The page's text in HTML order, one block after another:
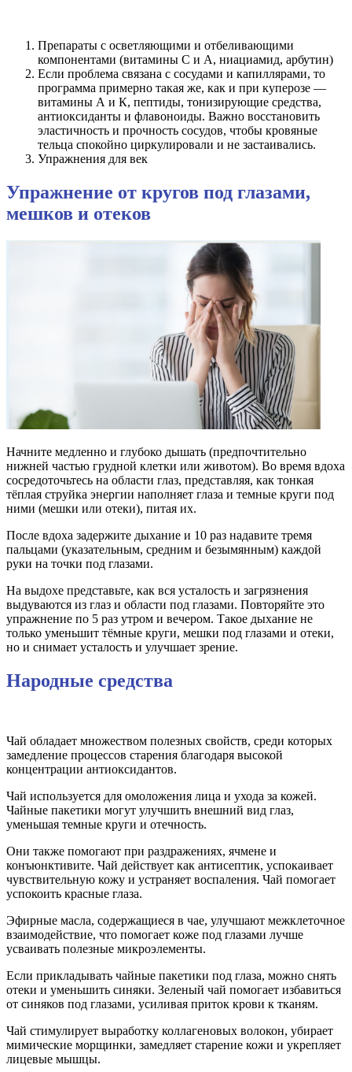
Препараты с осветляющими и отбеливающими
компонентами (витамины С и А, ниациамид, арбутин)
Если проблема связана с сосудами и капиллярами, то
программа примерно такая же, как и при куперозе —
витамины А и К, пептиды, тонизирующие средства,
антиоксиданты и флавоноиды. Важно восстановить
эластичность и прочность сосудов, чтобы кровяные
тельца спокойно циркулировали и не застаивались.
Упражнения для век
Упражнение от кругов под глазами,
мешков и отеков
Начните медленно и глубоко дышать (предпочтительно
нижней частью грудной клетки или животом). Во время вдоха
сосредоточьтесь на области глаз, представляя, как тонкая
тёплая струйка энергии наполняет глаза и темные круги под
ними (мешки или отеки), питая их.
После вдоха задержите дыхание и 10 раз надавите тремя
пальцами (указательным, средним и безымянным) каждой
руки на точки под глазами.
На выдохе представьте, как вся усталость и загрязнения
выдуваются из глаз и области под глазами. Повторяйте это
упражнение по 5 раз утром и вечером. Такое дыхание не
только уменьшит тёмные круги, мешки под глазами и отеки,
но и снимает усталость и улучшает зрение.
Народные средства
Чай обладает множеством полезных свойств, среди которых
замедление процессов старения благодаря высокой
концентрации антиоксидантов.
Чай используется для омоложения лица и ухода за кожей.
Чайные пакетики могут улучшить внешний вид глаз,
уменьшая темные круги и отечность.
Они также помогают при раздражениях, ячмене и
конъюнктивите. Чай действует как антисептик, успокаивает
чувствительную кожу и устраняет воспаления. Чай помогает
успокоить красные глаза.
Эфирные масла, содержащиеся в чае, улучшают межклеточное
взаимодействие, что помогает коже под глазами лучше
усваивать полезные микроэлементы.
Если прикладывать чайные пакетики под глаза, можно снять
отеки и уменьшить синяки. Зеленый чай помогает избавиться
от синяков под глазами, усиливая приток крови к тканям.
Чай стимулирует выработку коллагеновых волокон, убирает
мимические морщинки, замедляет старение кожи и укрепляет
лицевые мышцы.